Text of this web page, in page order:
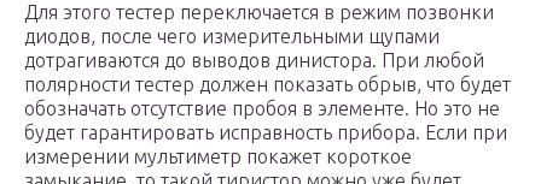
Для этого тестер переключается в режим позвонки
диодов, после чего измерительными щупами
дотрагиваются до выводов динистора. При любой
полярности тестер должен показать обрыв, что будет
обозначать отсутствие пробоя в элементе. Но это не
будет гарантировать исправность прибора. Если при
измерении мультиметр покажет короткое